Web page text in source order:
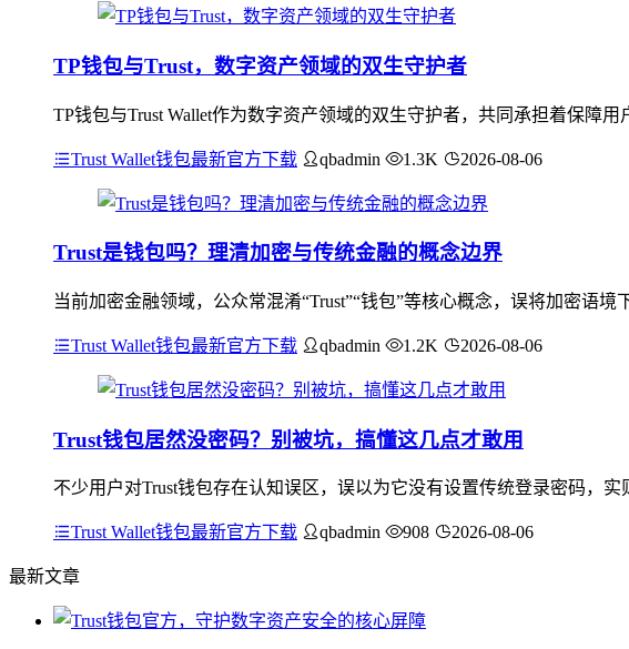
TP钱包与Trust，数字资产领域的双生守护者
TP钱包与Trust Wallet作为数字资产领域的双生守护者，共同承担着保障
Trust Wallet钱包最新官方下载 qbadmin 1.3K 2026-08-06
Trust是钱包吗？理清加密与传统金融的概念边界
当前加密金融领域，公众常混淆“Trust”“钱包”等核心概念，误将加密语
Trust Wallet钱包最新官方下载 qbadmin 1.2K 2026-08-06
Trust钱包居然没密码？别被坑，搞懂这几点才敢用
不少用户对Trust钱包存在认知误区，误以为它没有设置传统登录密码，
Trust Wallet钱包最新官方下载 qbadmin 908 2026-08-06
最新文章